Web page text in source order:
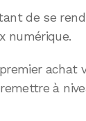
de se
numérique.
achat
à